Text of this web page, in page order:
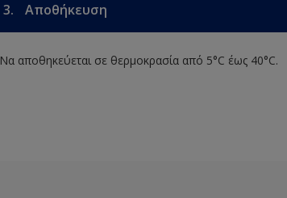
3. Αποθήκευση
Να αποθηκεύεται σε θερμοκρασία από 5°C έως 40°C.